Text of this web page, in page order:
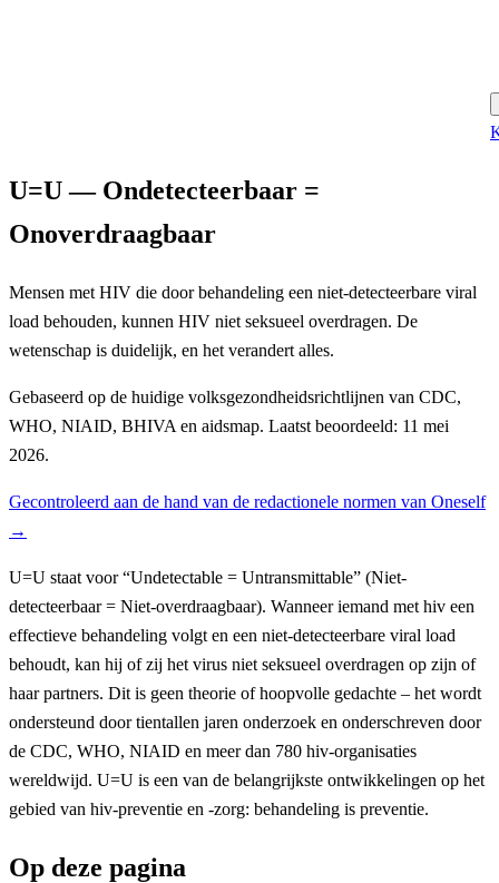
U=U — Ondetecteerbaar =
Onoverdraagbaar
Mensen met HIV die door behandeling een niet-detecteerbare viral
load behouden, kunnen HIV niet seksueel overdragen. De
wetenschap is duidelijk, en het verandert alles.
Gebaseerd op de huidige volksgezondheidsrichtlijnen van CDC,
WHO, NIAID, BHIVA en aidsmap. Laatst beoordeeld: 11 mei
2026.
Gecontroleerd aan de hand van de redactionele normen van Oneself
→
U=U staat voor “Undetectable = Untransmittable” (Niet-
detecteerbaar = Niet-overdraagbaar). Wanneer iemand met hiv een
effectieve behandeling volgt en een niet-detecteerbare viral load
behoudt, kan hij of zij het virus niet seksueel overdragen op zijn of
haar partners. Dit is geen theorie of hoopvolle gedachte – het wordt
ondersteund door tientallen jaren onderzoek en onderschreven door
de CDC, WHO, NIAID en meer dan 780 hiv-organisaties
wereldwijd. U=U is een van de belangrijkste ontwikkelingen op het
gebied van hiv-preventie en -zorg: behandeling is preventie.
Op deze pagina